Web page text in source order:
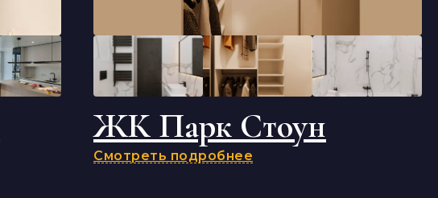
ЖК Парк Стоун
Смотреть подробнее